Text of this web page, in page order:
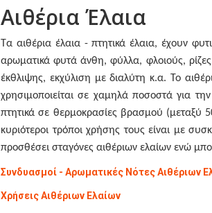
Αιθέρια Έλαια
Τα αιθέρια έλαια - πτητικά έλαια, έχουν
αρωματικά φυτά άνθη,φύλλα, φλοιούς,
έκθλιψης, εκχύλιση με διαλύτη κ.α. Το
χρησιμοποιείται σε χαμηλά ποσοστά για
πτητικά σε θερμοκρασίες βρασμού (μεταξύ
κυριότεροι τρόποι χρήσης τους είναι με
προσθέσει σταγόνες αιθέριων ελαίων ενώ
Συνδυασμοί - Αρωματικές Νότες Αιθέριων
Χρήσεις Αιθέριων Ελαίων